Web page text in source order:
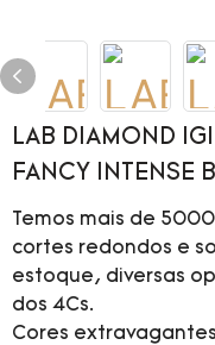
LAB DIAMOND
FANCY INTENSE
Temos mais de
cortes redondos e
estoque, diversas
dos 4Cs.
Cores